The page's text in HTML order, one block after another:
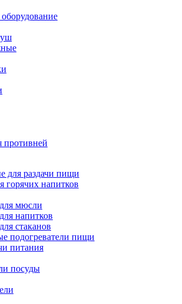
для раздачи пищи
горячих напитков
мюсли
напитков
стаканов
подогреватели пищи
питания
посуды